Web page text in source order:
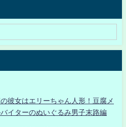
彼女はエリーちゃん人形！豆腐メ
イターのぬいぐるみ男子末路編